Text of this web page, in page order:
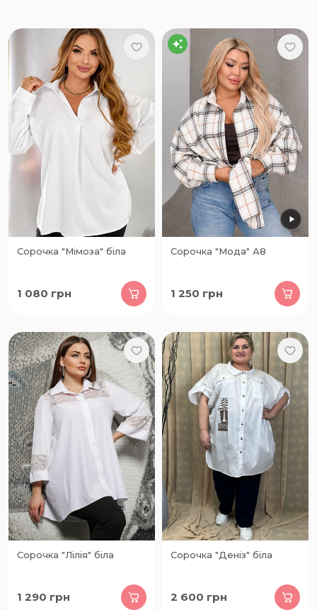
Сорочка "Мімоза" біла
1 080 грн
Сорочка "Мода" А8
1 250 грн
Сорочка "Лілія" біла
1 290 грн
Сорочка "Деніз" біла
2 600 грн